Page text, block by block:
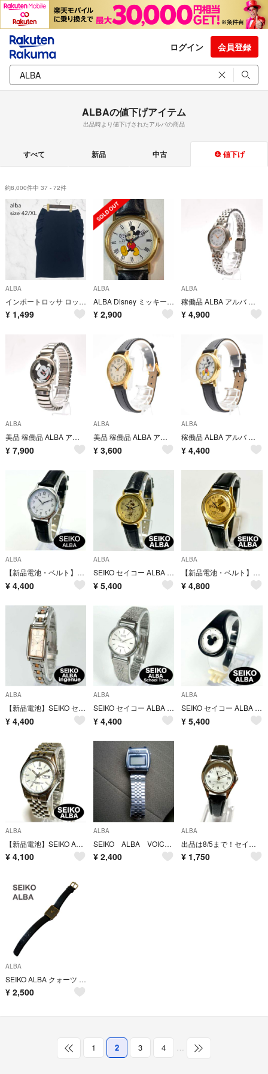
ログイン 会員登録
ALBAの値下げアイテム
出品時より値下げされたアルバの商品
すべて 新品 中古 値下げ
約8,000件中 37 - 72件
ALBA
インポートロッサ ロッサアルバ タイトスカート XL 黒 シャーリング ギャザー
¥ 1,499
ALBA
ALBA Disney ミッキーマウス 腕時計 クォーツ
¥ 2,900
ALBA
稼働品 ALBA アルバ レディース腕時計 ソーラー SEIKO セイコー
¥ 4,900
ALBA
美品 稼働品 ALBA アルバ メンズ腕時計 ミッキー スケルトン
¥ 7,900
ALBA
美品 稼働品 ALBA アルバ SEIKO レディース腕時計 ゴールド ホワイト
¥ 3,600
ALBA
稼働品 ALBA アルバ レディース腕時計 ミッキーマウス ディズニー ゴールド
¥ 4,400
ALBA
【新品電池・ベルト】SEIKO ALBA QZ ホワイト レディース 時計 稼働
¥ 4,400
ALBA
SEIKO セイコー ALBA アルバ クォーツ ゴールド ミニーマウス レディース 腕時計 稼働品 新品電池 新品社外ベルト
¥ 5,400
ALBA
【新品電池・ベルト】SEIKO ALBA QZ ミッキーマウス ゴールド 稼働品
¥ 4,800
ALBA
【新品電池】SEIKO セイコー ALBA アルバ ingenue アンジェ―ヌ クォーツ レクタンギュラー ピンク 時計 稼働品
¥ 4,400
ALBA
SEIKO セイコー ALBA アルバ School Time スクールタイム クォーツ レディース 時計 稼働 新品電池
¥ 4,400
ALBA
SEIKO セイコー ALBA アルバ クォーツ QZ ディズニー ミッキー コラボ キッズ レディース 時計 稼働 新品電池
¥ 5,400
ALBA
【新品電池】SEIKO ALBA クォーツ デイデイト ルミブライト 時計 稼働
¥ 4,100
ALBA
SEIKO ALBA VOICE ALARM Y824-4000 ジャンク
¥ 2,400
ALBA
出品は8/5まで！セイコー ALBA V782-0500
¥ 1,750
ALBA
SEIKO ALBA クォーツ 腕時計 タンク 黒文字盤 セイコー アルバ
¥ 2,500
1 2 3 4 …